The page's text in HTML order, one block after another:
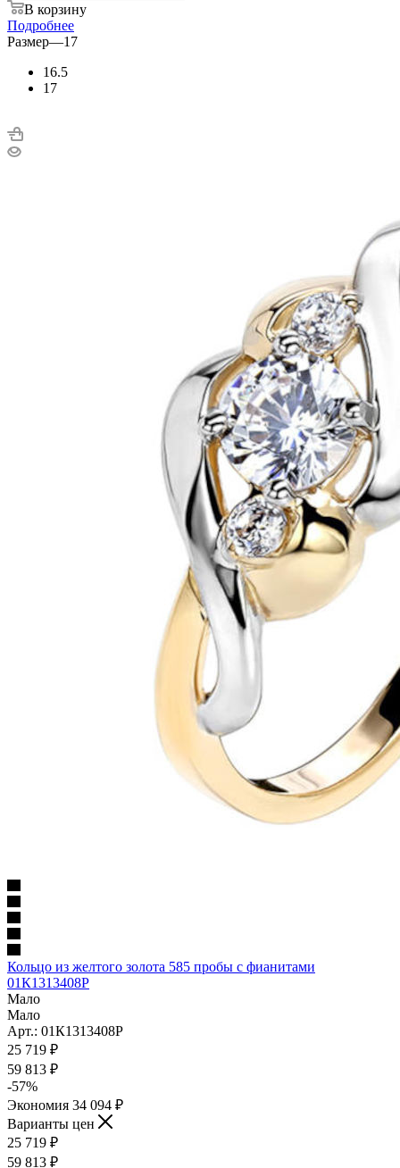
В корзину
Подробнее
Размер—17
16.5
17
Кольцо из желтого золота 585 пробы c фианитами
01К1313408Р
Мало
Мало
Арт.: 01К1313408Р
25 719 ₽
59 813 ₽
-57%
Экономия 34 094 ₽
Варианты цен
25 719 ₽
59 813 ₽